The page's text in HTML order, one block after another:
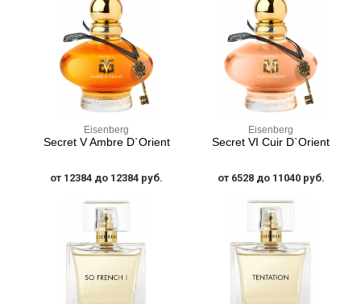
Eisenberg
Secret V Ambre D`Orient
от 12384 до 12384 руб.
Eisenberg
Secret VI Cuir D`Orient
от 6528 до 11040 руб.